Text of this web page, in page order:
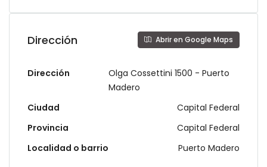
Dirección Abrir en Google Maps
Dirección
Olga Cossettini 1500 - Puerto
Madero
Ciudad
Capital Federal
Provincia
Capital Federal
Localidad o barrio
Puerto Madero